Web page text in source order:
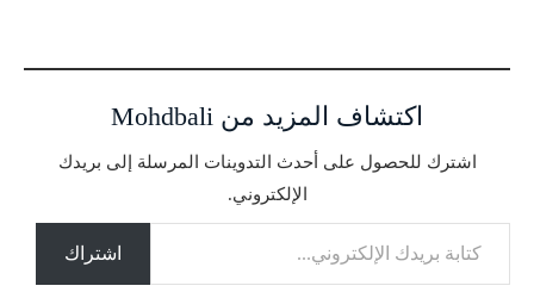
ي
ل
اكتشاف المزيد من Mohdbali
اشترك للحصول على أحدث التدوينات المرسلة إلى بريدك
الإلكتروني.
كتابة بريدك الإلكتروني...
اشتراك